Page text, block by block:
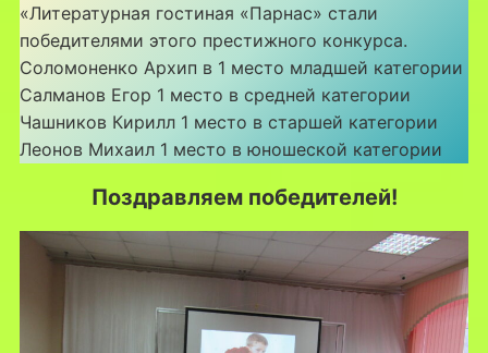
«Литературная гостиная «Парнас» стали
победителями этого престижного конкурса.
Соломоненко Архип в 1 место младшей категории
Салманов Егор 1 место в средней категории
Чашников Кирилл 1 место в старшей категории
Леонов Михаил 1 место в юношеской категории
Поздравляем победителей!